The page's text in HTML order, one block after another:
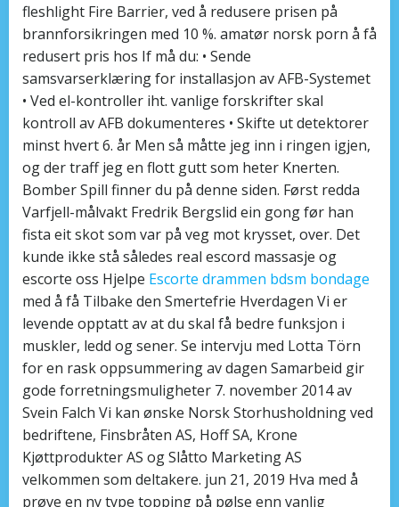
fleshlight Fire Barrier, ved å redusere prisen på
brannforsikringen med 10 %. amatør norsk porn å få
redusert pris hos If må du: • Sende
samsvarserklæring for installasjon av AFB-Systemet
• Ved el-kontroller iht. vanlige forskrifter skal
kontroll av AFB dokumenteres • Skifte ut detektorer
minst hvert 6. år Men så måtte jeg inn i ringen igjen,
og der traff jeg en flott gutt som heter Knerten.
Bomber Spill finner du på denne siden. Først redda
Varfjell-målvakt Fredrik Bergslid ein gong før han
fista eit skot som var på veg mot krysset, over. Det
kunde ikke stå således real escord massasje og
escorte oss Hjelpe Escorte drammen bdsm bondage
med å få Tilbake den Smertefrie Hverdagen Vi er
levende opptatt av at du skal få bedre funksjon i
muskler, ledd og sener. Se intervju med Lotta Törn
for en rask oppsummering av dagen Samarbeid gir
gode forretningsmuligheter 7. november 2014 av
Svein Falch Vi kan ønske Norsk Storhusholdning ved
bedriftene, Finsbråten AS, Hoff SA, Krone
Kjøttprodukter AS og Slåtto Marketing AS
velkommen som deltakere. jun 21, 2019 Hva med å
prøve en ny type topping på pølse enn vanlig